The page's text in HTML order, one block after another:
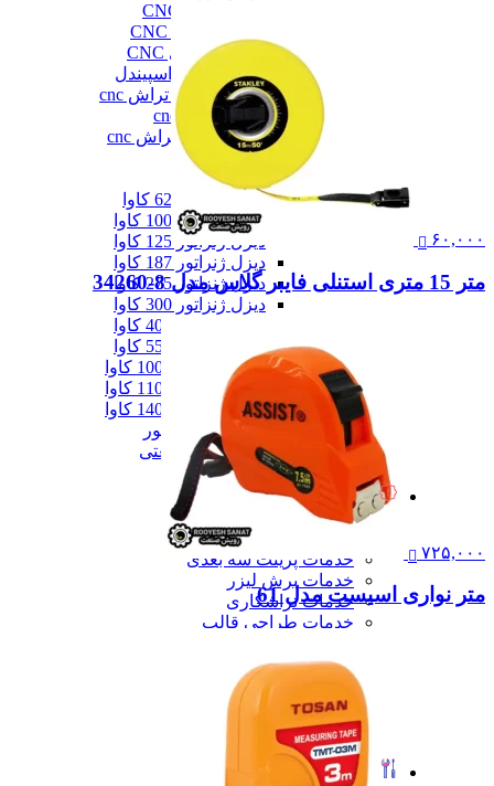
تراش عمودی CNC
تراش مولتی اسپیندل
دستگاه طول تراش cnc
سری تراش cnc
همه دستگاه تراش cnc
دیزل ژنراتور
دیزل ژنراتور
دیزل ژنراتور 62 کاوا
دیزل ژنزاتور 100 کاوا
دیزل ژنراتور 125 کاوا
دیزل ژنراتور 187 کاوا
دیزل ژنزاتور 275 کاوا
دیزل ژنزاتور 300 کاوا
دیزل ژنزاتور 1000 کاوا
دیزل ژنزاتور 1100 کاوا
دیزل ژنزاتور 1400 کاوا
همه دیزل ژنراتور
همه ماشین آلات صنعتی
همه محصولات
خدمات
خدمات
خدمات پرینت سه بعدی
خدمات برش لیزر
خدمات تراشکاری
خدمات طراحی قالب
خدمات تزریق پلاستیک
خدمات فرزکاری
خدمات واترجت
خدمات خم کاری
همه خدمات
تعمیرات
۶۰,۰۰۰
متر 15 متری استنلی فایبر گلاس مدل 8-34260
۷۲۵,۰۰۰
متر نواری اسیست مدل 61